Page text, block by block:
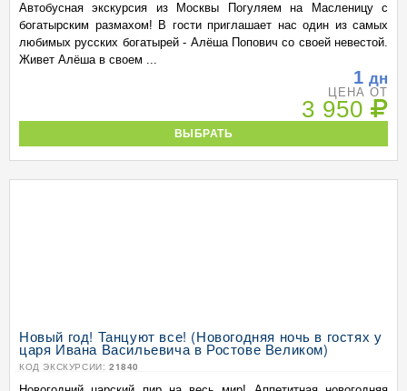
Автобусная экскурсия из Москвы Погуляем на Масленицу с
богатырским размахом! В гости приглашает нас один из самых
любимых русских богатырей - Алёша Попович со своей невестой.
Живет Алёша в своем ...
1 дн
ЦЕНА ОТ
3 950
ВЫБРАТЬ
Новый год! Танцуют все! (Новогодняя ночь в гостях у
царя Ивана Васильевича в Ростове Великом)
КОД ЭКСКУРСИИ: 21840